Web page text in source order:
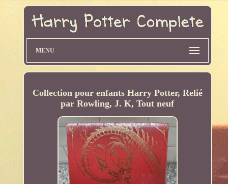
MENU
Collection pour enfants Harry Potter, Relié
par Rowling, J. K, Tout neuf